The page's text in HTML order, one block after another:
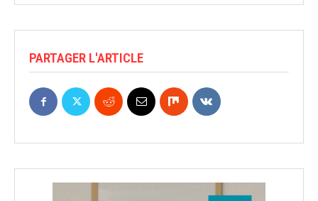
PARTAGER L'ARTICLE